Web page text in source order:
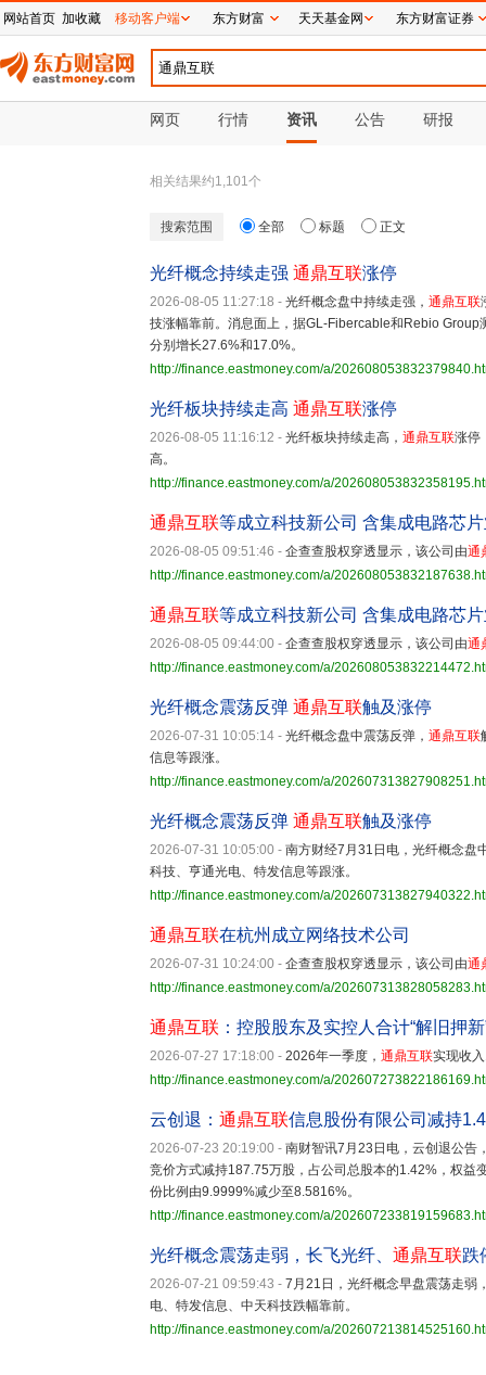
网页 行情 资讯 公告 研报
相关结果约1,101个
搜索范围 全部 标题 正文
光纤概念持续走强 通鼎互联涨停
2026-08-05 11:27:18 - 光纤概念盘中持续走强， 通鼎互联
技涨幅靠前。消息面上，据GL-Fibercable和Rebio
分别增长27.6%和17.0%。
http://finance.eastmoney.com/a/
光纤板块持续走高 通鼎互联涨停
2026-08-05 11:16:12 - 光纤板块持续走高， 通鼎互联涨停
高。
http://finance.eastmoney.com/a/
通鼎互联等成立科技新公司 含集成电路芯
2026-08-05 09:51:46 - 企查查股权穿透显示，该公司由通
http://finance.eastmoney.com/a/
通鼎互联等成立科技新公司 含集成电路芯
2026-08-05 09:44:00 - 企查查股权穿透显示，该公司由通
http://finance.eastmoney.com/a/
光纤概念震荡反弹 通鼎互联触及涨停
2026-07-31 10:05:14 - 光纤概念盘中震荡反弹， 通鼎互联
信息等跟涨。
http://finance.eastmoney.com/a/
光纤概念震荡反弹 通鼎互联触及涨停
2026-07-31 10:05:00 - 南方财经7月31日电，光纤概念盘
科技、亨通光电、特发信息等跟涨。
http://finance.eastmoney.com/a/
通鼎互联在杭州成立网络技术公司
2026-07-31 10:24:00 - 企查查股权穿透显示，该公司由通
http://finance.eastmoney.com/a/
通鼎互联 ：控股股东及实控人合计“解旧押
2026-07-27 17:18:00 - 2026年一季度， 通鼎互联实现收
http://finance.eastmoney.com/a/
云创退： 通鼎互联信息股份有限公司减持
2026-07-23 20:19:00 - 南财智讯7月23日电，云创退公告
竞价方式减持187.75万股，占公司总股本的1.42%，权益
份比例由9.9999%减少至8.5816%。
http://finance.eastmoney.com/a/
光纤概念震荡走弱，长飞光纤、 通鼎互联跌
2026-07-21 09:59:43 - 7月21日，光纤概念早盘震荡走弱
电、特发信息、中天科技跌幅靠前。
http://finance.eastmoney.com/a/
网站首页 加收藏 移动客户端 东方财富 天天基金网 东方财富证券